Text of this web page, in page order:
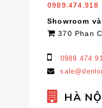
0989.474.918
Showroom
370 Phan
HÀ